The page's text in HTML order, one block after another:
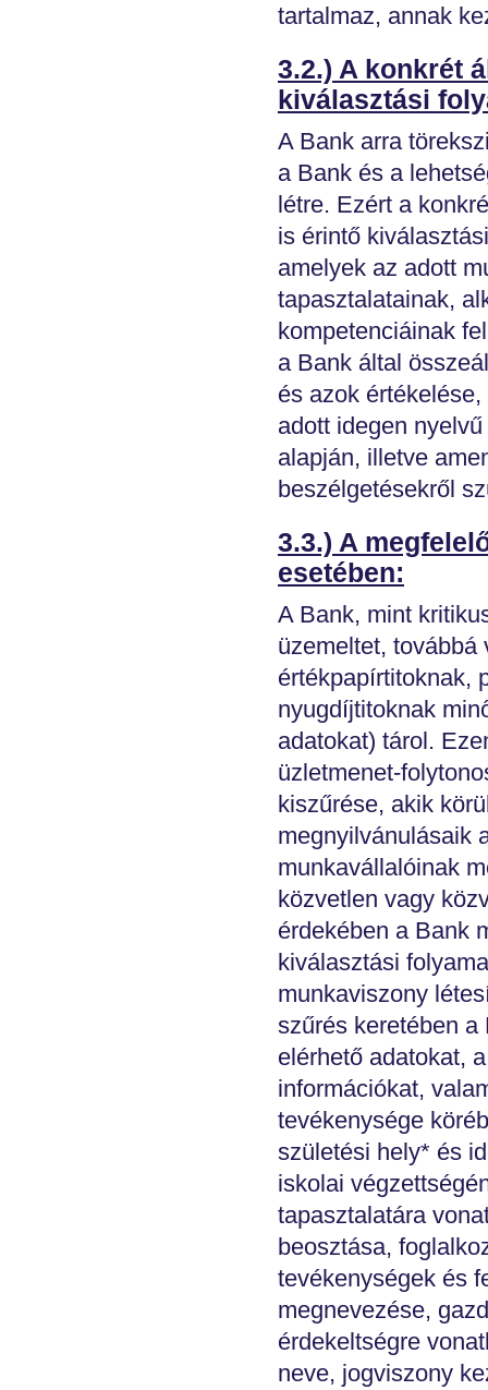
tartalmaz, annak
3.2.) A konkrét
kiválasztási
A Bank arra
a Bank és a
létre. Ezért a
is érintő
amelyek az adott
tapasztalatainak,
kompetenciáinak
a Bank által
és azok
adott idegen
alapján, illetve
beszélgetésekről
3.3.) A
esetében:
A Bank, mint
üzemeltet, továbbá
értékpapírtitoknak,
nyugdíjtitoknak
adatokat) tárol.
üzletmenet-
kiszűrése, akik
megnyilvánulásaik
munkavállalóinak
közvetlen vagy
érdekében a Bank
kiválasztási
munkaviszony
szűrés keretében
elérhető adatokat,
információkat,
tevékenysége
születési hely* és
iskolai
tapasztalatára
beosztása,
tevékenységek és
megnevezése,
érdekeltségre
neve, jogviszony